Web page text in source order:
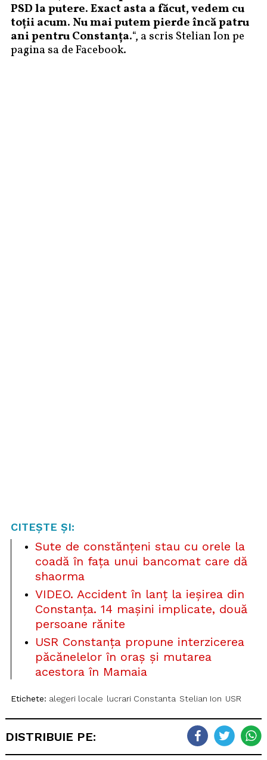
PSD la putere. Exact asta a făcut, vedem cu
toții acum. Nu mai putem pierde încă patru
ani pentru Constanța.“, a scris Stelian Ion pe
pagina sa de Facebook.
CITEȘTE ȘI:
Sute de constănțeni stau cu orele la
coadă în fața unui bancomat care dă
shaorma
VIDEO. Accident în lanț la ieșirea din
Constanța. 14 mașini implicate, două
persoane rănite
USR Constanța propune interzicerea
păcănelelor în oraș și mutarea
acestora în Mamaia
Etichete: alegeri locale lucrari Constanta Stelian Ion USR
DISTRIBUIE PE: